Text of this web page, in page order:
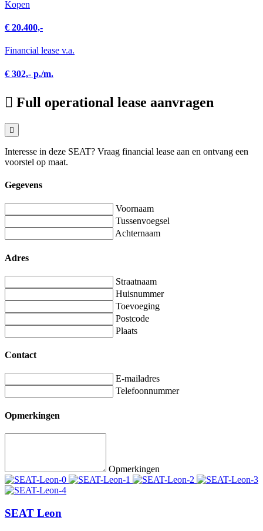
Kopen
€ 20.400,-
Financial lease v.a.
€ 302,- p./m.
Full operational lease aanvragen
Interesse in deze SEAT? Vraag financial lease aan en ontvang een
voorstel op maat.
Gegevens
Voornaam
Tussenvoegsel
Achternaam
Adres
Straatnaam
Huisnummer
Toevoeging
Postcode
Plaats
Contact
E-mailadres
Telefoonnummer
Opmerkingen
Opmerkingen
SEAT Leon